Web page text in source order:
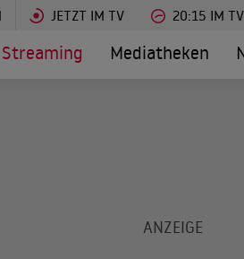
JETZT IM TV 20:15 IM TV
Streaming Mediatheken